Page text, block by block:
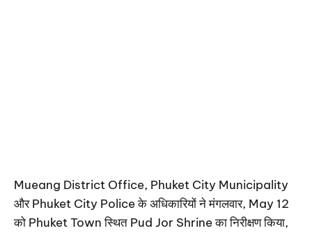
Mueang District Office, Phuket City Municipality
और Phuket City Police के अधिकारियों ने मंगलवार, May 12
को Phuket Town स्थित Pud Jor Shrine का निरीक्षण किया,